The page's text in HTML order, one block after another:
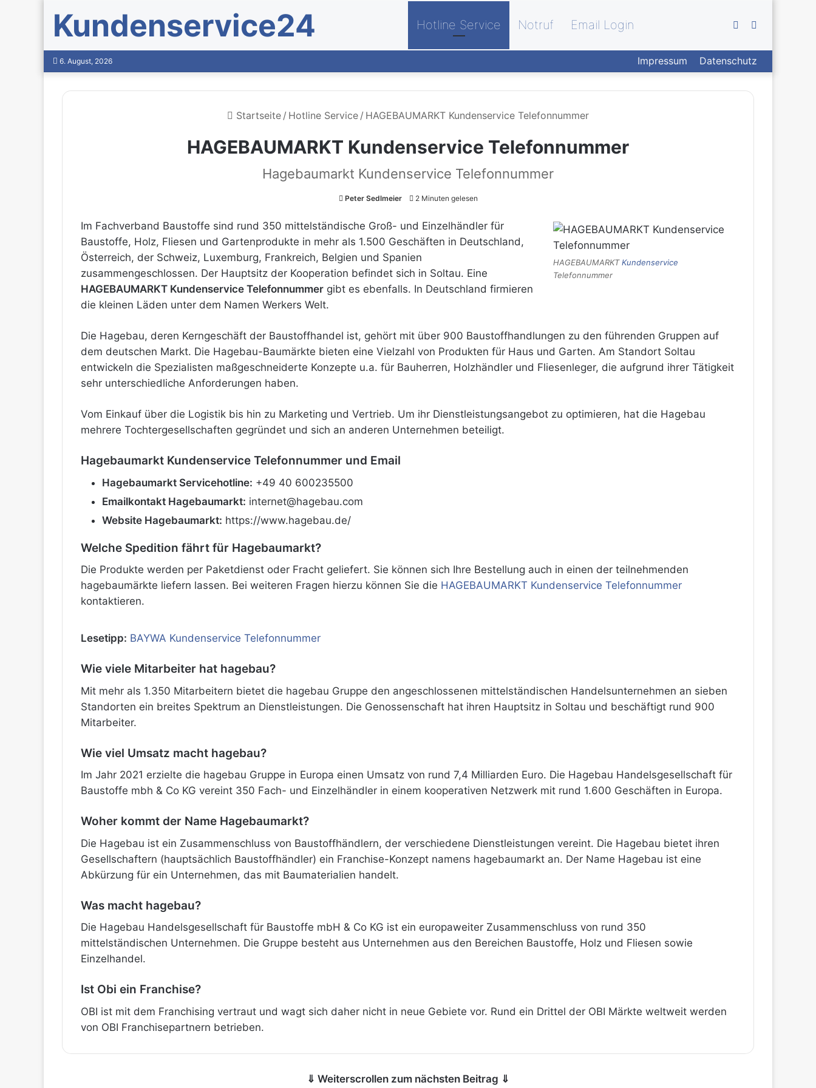
Kundenservice24 Hotline Service Notruf Email Login
nach
Skin
umschalten
6. August, 2026 Impressum Datenschutz
Startseite / Hotline Service / HAGEBAUMARKT Kundenservice Telefonnummer
HAGEBAUMARKT Kundenservice Telefonnummer
Hagebaumarkt Kundenservice Telefonnummer
Peter Sedlmeier 2 Minuten gelesen
HAGEBAUMARKTKundenservice
Telefonnummer
Im Fachverband Baustoffe sind rund 350 mittelständische Groß- und Einzelhändler für
Baustoffe, Holz, Fliesen und Gartenprodukte in mehr als 1.500 Geschäften in Deutschland,
Österreich, der Schweiz, Luxemburg, Frankreich, Belgien und Spanien
zusammengeschlossen. Der Hauptsitz der Kooperation befindet sich in Soltau. Eine
HAGEBAUMARKT Kundenservice Telefonnummer gibt es ebenfalls. In Deutschland firmieren
die kleinen Läden unter dem Namen Werkers Welt.
Die Hagebau, deren Kerngeschäft der Baustoffhandel ist, gehört mit über 900 Baustoffhandlungen zu den führenden Gruppen auf
dem deutschen Markt. Die Hagebau-Baumärkte bieten eine Vielzahl von Produkten für Haus und Garten. Am Standort Soltau
entwickeln die Spezialisten maßgeschneiderte Konzepte u.a. für Bauherren, Holzhändler und Fliesenleger, die aufgrund ihrer Tätigkeit
sehr unterschiedliche Anforderungen haben.
Vom Einkauf über die Logistik bis hin zu Marketing und Vertrieb. Um ihr Dienstleistungsangebot zu optimieren, hat die Hagebau
mehrere Tochtergesellschaften gegründet und sich an anderen Unternehmen beteiligt.
Hagebaumarkt Kundenservice Telefonnummer und Email
Hagebaumarkt Servicehotline: +49 40 600235500
Emailkontakt Hagebaumarkt: internet@hagebau.com
Website Hagebaumarkt: https://www.hagebau.de/
Welche Spedition fährt für Hagebaumarkt?
Die Produkte werden per Paketdienst oder Fracht geliefert. Sie können sich Ihre Bestellung auch in einen der teilnehmenden
hagebaumärkte liefern lassen. Bei weiteren Fragen hierzu können Sie die HAGEBAUMARKT Kundenservice Telefonnummer
kontaktieren.
Lesetipp: BAYWA Kundenservice Telefonnummer
Wie viele Mitarbeiter hat hagebau?
Mit mehr als 1.350 Mitarbeitern bietet die hagebau Gruppe den angeschlossenen mittelständischen Handelsunternehmen an sieben
Standorten ein breites Spektrum an Dienstleistungen. Die Genossenschaft hat ihren Hauptsitz in Soltau und beschäftigt rund 900
Mitarbeiter.
Wie viel Umsatz macht hagebau?
Im Jahr 2021 erzielte die hagebau Gruppe in Europa einen Umsatz von rund 7,4 Milliarden Euro. Die Hagebau Handelsgesellschaft für
Baustoffe mbh & Co KG vereint 350 Fach- und Einzelhändler in einem kooperativen Netzwerk mit rund 1.600 Geschäften in Europa.
Woher kommt der Name Hagebaumarkt?
Die Hagebau ist ein Zusammenschluss von Baustoffhändlern, der verschiedene Dienstleistungen vereint. Die Hagebau bietet ihren
Gesellschaftern (hauptsächlich Baustoffhändler) ein Franchise-Konzept namens hagebaumarkt an. Der Name Hagebau ist eine
Abkürzung für ein Unternehmen, das mit Baumaterialien handelt.
Was macht hagebau?
Die Hagebau Handelsgesellschaft für Baustoffe mbH & Co KG ist ein europaweiter Zusammenschluss von rund 350
mittelständischen Unternehmen. Die Gruppe besteht aus Unternehmen aus den Bereichen Baustoffe, Holz und Fliesen sowie
Einzelhandel.
Ist Obi ein Franchise?
OBI ist mit dem Franchising vertraut und wagt sich daher nicht in neue Gebiete vor. Rund ein Drittel der OBI Märkte weltweit werden
von OBI Franchisepartnern betrieben.
⇓ Weiterscrollen zum nächsten Beitrag ⇓